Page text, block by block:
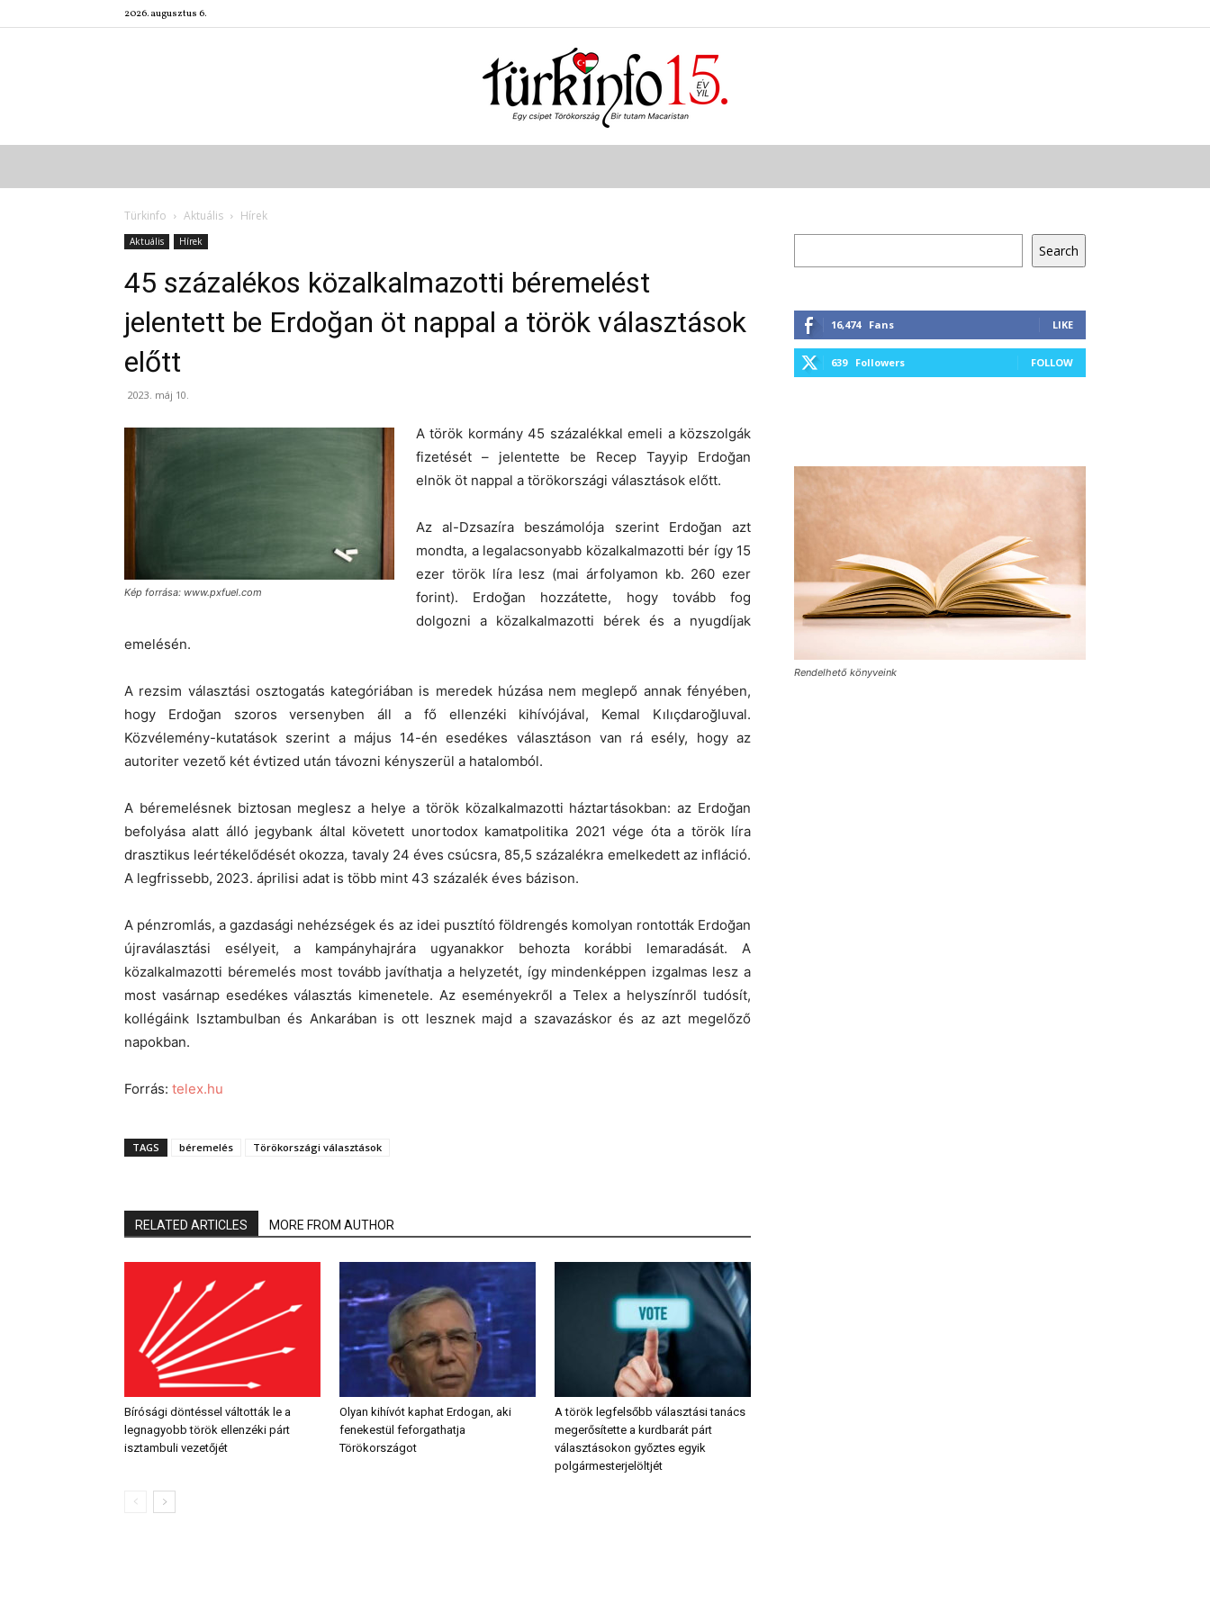
2026. augusztus 6.
Türkinfo
Türkinfo Aktuális Hírek
Aktuális Hírek
45 százalékos közalkalmazotti béremelést
jelentett be Erdoğan öt nappal a török választások
előtt
2023. máj 10.
Kép forrása: www.pxfuel.com
A török kormány 45 százalékkal emeli a közszolgák
fizetését – jelentette be Recep Tayyip Erdoğan
elnök öt nappal a törökországi választások előtt.
Az al-Dzsazíra beszámolója szerint Erdoğan azt
mondta, a legalacsonyabb közalkalmazotti bér így 15
ezer török líra lesz (mai árfolyamon kb. 260 ezer
forint). Erdoğan hozzátette, hogy tovább fog
dolgozni a közalkalmazotti bérek és a nyugdíjak
emelésén.
A rezsim választási osztogatás kategóriában is meredek húzása nem meglepő annak fényében,
hogy Erdoğan szoros versenyben áll a fő ellenzéki kihívójával, Kemal Kılıçdaroğluval.
Közvélemény-kutatások szerint a május 14-én esedékes választáson van rá esély, hogy az
autoriter vezető két évtized után távozni kényszerül a hatalomból.
A béremelésnek biztosan meglesz a helye a török közalkalmazotti háztartásokban: az Erdoğan
befolyása alatt álló jegybank által követett unortodox kamatpolitika 2021 vége óta a török líra
drasztikus leértékelődését okozza, tavaly 24 éves csúcsra, 85,5 százalékra emelkedett az infláció.
A legfrissebb, 2023. áprilisi adat is több mint 43 százalék éves bázison.
A pénzromlás, a gazdasági nehézségek és az idei pusztító földrengés komolyan rontották Erdoğan
újraválasztási esélyeit, a kampányhajrára ugyanakkor behozta korábbi lemaradását. A
közalkalmazotti béremelés most tovább javíthatja a helyzetét, így mindenképpen izgalmas lesz a
most vasárnap esedékes választás kimenetele. Az eseményekről a Telex a helyszínről tudósít,
kollégáink Isztambulban és Ankarában is ott lesznek majd a szavazáskor és az azt megelőző
napokban.
Forrás: telex.hu
TAGS béremelés Törökországi választások
RELATED ARTICLES MORE FROM AUTHOR
Bírósági döntéssel váltották le a
legnagyobb török ellenzéki párt
isztambuli vezetőjét
Olyan kihívót kaphat Erdogan, aki
fenekestül feforgathatja
Törökországot
A török legfelsőbb választási tanács
megerősítette a kurdbarát párt
választásokon győztes egyik
polgármesterjelöltjét
Search
16,474 Fans LIKE
639 Followers FOLLOW
Rendelhető könyveink